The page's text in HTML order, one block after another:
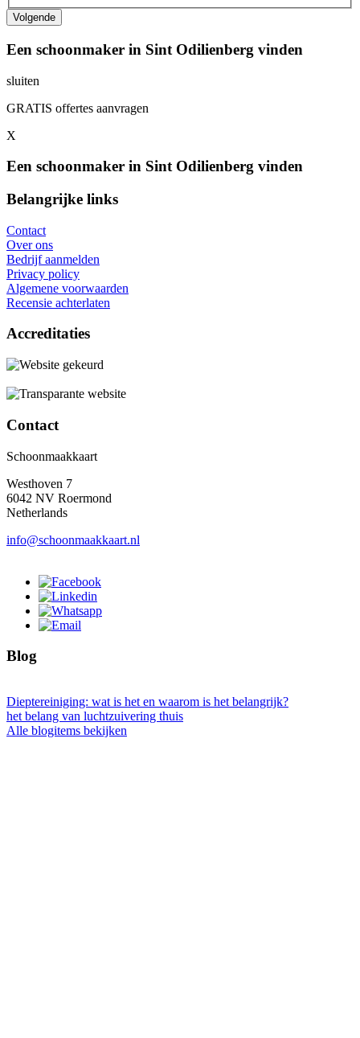
Een schoonmaker in Sint Odilienberg vinden
sluiten
GRATIS offertes aanvragen
X
Een schoonmaker in Sint Odilienberg vinden
Belangrijke links
Contact
Over ons
Bedrijf aanmelden
Privacy policy
Algemene voorwaarden
Recensie achterlaten
Accreditaties
Contact
Schoonmaakkaart
Westhoven 7
6042 NV Roermond
Netherlands
info@schoonmaakkaart.nl
Blog
Dieptereiniging: wat is het en waarom is het belangrijk?
het belang van luchtzuivering thuis
Alle blogitems bekijken